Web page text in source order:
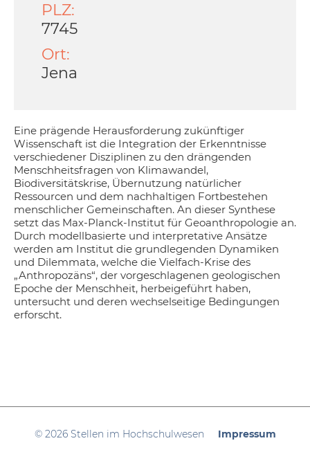
Eine prägende Herausforderung zukünftiger
Wissenschaft ist die Integration der Erkenntnisse
verschiedener Disziplinen zu den drängenden
Menschheitsfragen von Klimawandel,
Biodiversitätskrise, Übernutzung natürlicher
Ressourcen und dem nachhaltigen Fortbestehen
menschlicher Gemeinschaften. An dieser Synthese
setzt das Max-Planck-Institut für Geoanthropologie an.
Durch modellbasierte und interpretative Ansätze
werden am Institut die grundlegenden Dynamiken
und Dilemmata, welche die Vielfach-Krise des
„Anthropozäns“, der vorgeschlagenen geologischen
Epoche der Menschheit, herbeigeführt haben,
untersucht und deren wechselseitige Bedingungen
erforscht.
PLZ:
7745
Ort:
Jena
© 2026 Stellen im Hochschulwesen Impressum